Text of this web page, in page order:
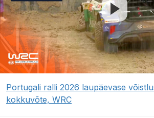
Portugali ralli 2026 laupäevase
kokkuvõte, WRC